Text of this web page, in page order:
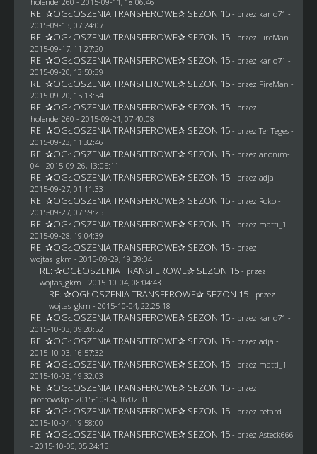
RE: ✰OGŁOSZENIA TRANSFEROWE✰ SEZON 15 - przez karlo71 -
2015-09-13, 07:24:07
RE: ✰OGŁOSZENIA TRANSFEROWE✰ SEZON 15 - przez FireMan -
2015-09-17, 11:27:20
RE: ✰OGŁOSZENIA TRANSFEROWE✰ SEZON 15 - przez karlo71 -
2015-09-20, 13:50:39
RE: ✰OGŁOSZENIA TRANSFEROWE✰ SEZON 15 - przez FireMan -
2015-09-20, 15:13:54
RE: ✰OGŁOSZENIA TRANSFEROWE✰ SEZON 15 - przez
holender260 - 2015-09-21, 07:40:08
RE: ✰OGŁOSZENIA TRANSFEROWE✰ SEZON 15 - przezTenTeges-
2015-09-23, 11:32:46
RE: ✰OGŁOSZENIA TRANSFEROWE✰ SEZON 15 - przez anonim-
04- 2015-09-26, 13:05:11
RE: ✰OGŁOSZENIA TRANSFEROWE✰ SEZON 15 - przez adja -
2015-09-27, 01:11:33
RE: ✰OGŁOSZENIA TRANSFEROWE✰ SEZON 15 - przez Roko-
2015-09-27, 07:59:25
RE: ✰OGŁOSZENIA TRANSFEROWE✰ SEZON 15 - przez matti_1 -
2015-09-28, 19:04:39
RE: ✰OGŁOSZENIA TRANSFEROWE✰ SEZON 15 - przez
wojtas_gkm - 2015-09-29, 19:39:04
RE: ✰OGŁOSZENIA TRANSFEROWE✰ SEZON 15 - przez
wojtas_gkm - 2015-10-04, 08:04:43
RE: ✰OGŁOSZENIA TRANSFEROWE✰ SEZON 15 - przez
wojtas_gkm - 2015-10-04, 22:25:18
RE: ✰OGŁOSZENIA TRANSFEROWE✰ SEZON 15 - przez karlo71 -
2015-10-03, 09:20:52
RE: ✰OGŁOSZENIA TRANSFEROWE✰ SEZON 15 - przez adja -
2015-10-03, 16:57:32
RE: ✰OGŁOSZENIA TRANSFEROWE✰ SEZON 15 - przez matti_1 -
2015-10-03, 19:32:03
RE: ✰OGŁOSZENIA TRANSFEROWE✰ SEZON 15 - przez
piotrowskp- 2015-10-04, 16:02:31
RE: ✰OGŁOSZENIA TRANSFEROWE✰ SEZON 15 - przez betard -
2015-10-04, 19:58:00
RE: ✰OGŁOSZENIA TRANSFEROWE✰ SEZON 15 - przez Asteck666
- 2015-10-06, 05:24:15